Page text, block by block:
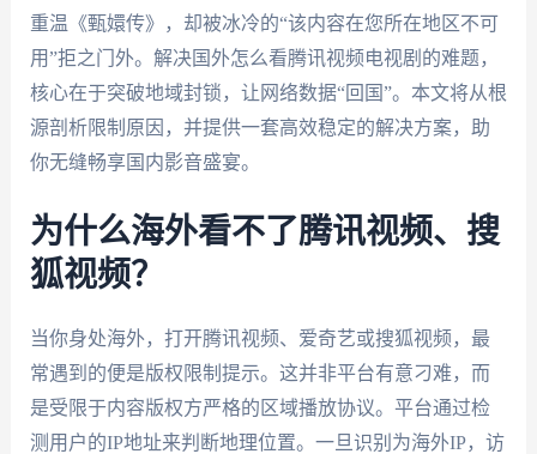
重温《甄嬛传》，却被冰冷的“该内容在您所在地区不可
用”拒之门外。解决国外怎么看腾讯视频电视剧的难题，
核心在于突破地域封锁，让网络数据“回国”。本文将从根
源剖析限制原因，并提供一套高效稳定的解决方案，助
你无缝畅享国内影音盛宴。
为什么海外看不了腾讯视频、搜
狐视频？
当你身处海外，打开腾讯视频、爱奇艺或搜狐视频，最
常遇到的便是版权限制提示。这并非平台有意刁难，而
是受限于内容版权方严格的区域播放协议。平台通过检
测用户的IP地址来判断地理位置。一旦识别为海外IP，访